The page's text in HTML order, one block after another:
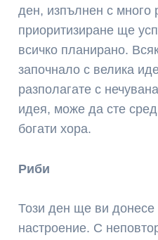
ден, изпълнен с много
приоритизиране ще
всичко планирано.
започнало с велика
разполагате с
идея, може да сте
богати хора.
Риби
Този ден ще ви донесе
настроение. С